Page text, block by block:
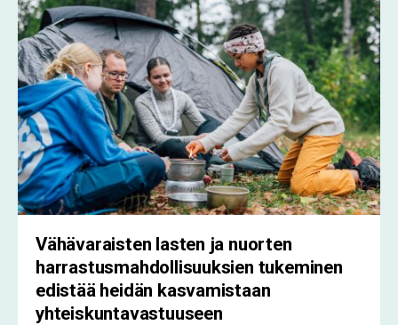
Vähävaraisten lasten ja nuorten
harrastusmahdollisuuksien tukeminen
edistää heidän kasvamistaan
yhteiskuntavastuuseen